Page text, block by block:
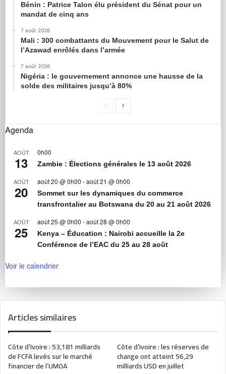
Bénin : Patrice Talon élu président du Sénat pour un
mandat de cinq ans
7 août 2026
Mali : 300 combattants du Mouvement pour le Salut de
l’Azawad enrôlés dans l’armée
7 août 2026
Nigéria : le gouvernement annonce une hausse de la
solde des militaires jusqu’à 80%
Agenda
AOÛT
13
0h00
Zambie : Élections générales le 13 août 2026
AOÛT
20
août 20 @ 0h00 -août 21 @ 0h00
Sommet sur les dynamiques du commerce
transfrontalier au Botswana du 20 au 21 août 2026
AOÛT
25
août 25 @ 0h00 -août 28 @ 0h00
Kenya – Éducation : Nairobi accueille la 2e
Conférence de l’EAC du 25 au 28 août
Voir le calendrier
Articles similaires
Côte d’Ivoire : 53,181 milliards
de FCFA levés sur le marché
financier de l’UMOA
Côte d’Ivoire : les réserves de
change ont atteint 56,29
milliards USD en juillet